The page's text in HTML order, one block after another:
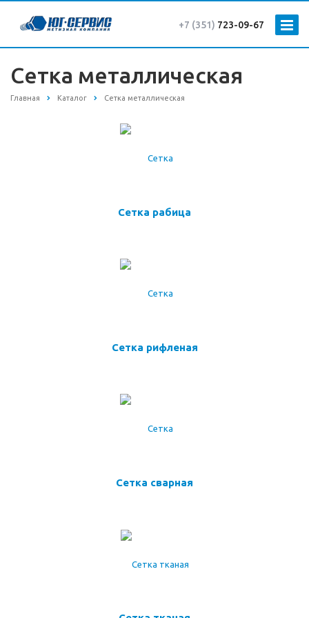
+7 (351) 723-09-67
Сетка металлическая
Главная Каталог Сетка металлическая
Сетка рабица
Сетка рифленая
Сетка сварная